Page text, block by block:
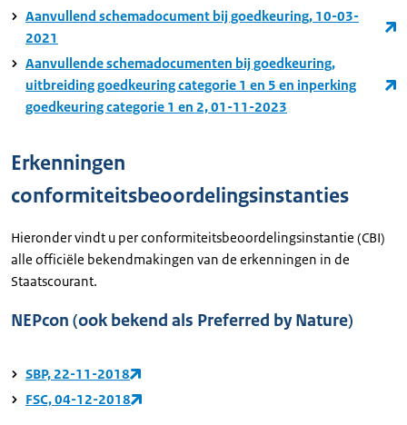
Aanvullend schemadocument bij goedkeuring, 10-03-
2021
Aanvullende schemadocumenten bij goedkeuring,
uitbreiding goedkeuring categorie 1 en 5 en inperking
goedkeuring categorie 1 en 2, 01-11-2023
Erkenningen
conformiteitsbeoordelingsinstanties
Hieronder vindt u per conformiteitsbeoordelingsinstantie (CBI)
alle officiële bekendmakingen van de erkenningen in de
Staatscourant.
NEPcon (ook bekend als Preferred by Nature)
SBP, 22-11-2018
FSC, 04-12-2018